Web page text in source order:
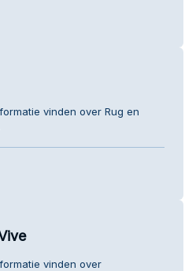
vinden over Rug en
vinden over